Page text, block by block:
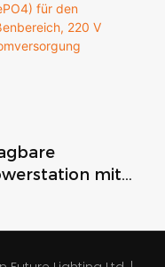
mit
220 V